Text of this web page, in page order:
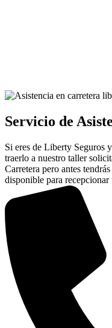
Servicio de
Si eres de Liberty Seguros
traerlo a nuestro taller
Carretera pero antes
disponible para recepcionar